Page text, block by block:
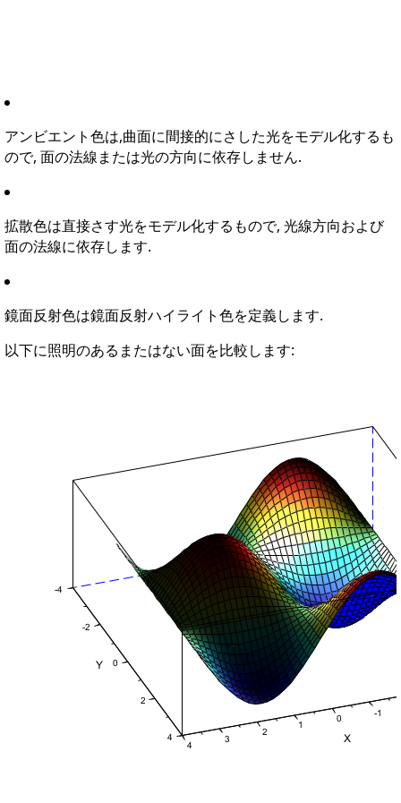
アンビエント色は,曲面に間接的にさした光をモデル化するも
ので, 面の法線または光の方向に依存しません.
拡散色は直接さす光をモデル化するもので, 光線方向および
面の法線に依存します.
鏡面反射色は鏡面反射ハイライト色を定義します.
以下に照明のあるまたはない面を比較します: